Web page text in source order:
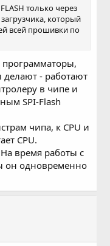
только через
загрузчика, который
всей прошивки по
программаторы,
делают - работают
в чипе и
SPI-Flash
чипа, к CPU и
CPU.
время работы с
он одновременно